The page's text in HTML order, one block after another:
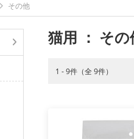
その他
猫用 ： そ
1 - 9件（全 9件）